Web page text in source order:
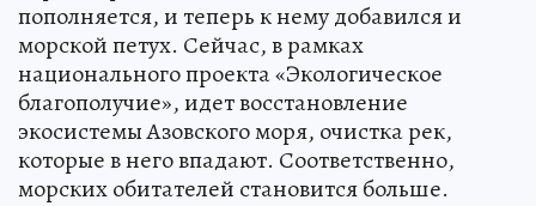
пополняется, и теперь к нему добавился и
морской петух. Сейчас, в рамках
национального проекта «Экологическое
благополучие», идет восстановление
экосистемы Азовского моря, очистка рек,
которые в него впадают. Соответственно,
морских обитателей становится больше.